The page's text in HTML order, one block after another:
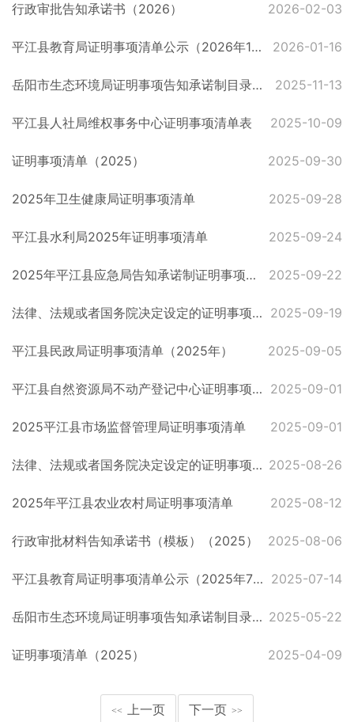
行政审批告知承诺书（2026） 2026-02-03
平江县教育局证明事项清单公示（2026年1月版） 2026-01-16
岳阳市生态环境局证明事项告知承诺制目录（2025-11） 2025-11-13
平江县人社局维权事务中心证明事项清单表 2025-10-09
证明事项清单（2025） 2025-09-30
2025年卫生健康局证明事项清单 2025-09-28
平江县水利局2025年证明事项清单 2025-09-24
2025年平江县应急局告知承诺制证明事项目录 2025-09-22
法律、法规或者国务院决定设定的证明事项清单备案表 2025-09-19
平江县民政局证明事项清单（2025年） 2025-09-05
平江县自然资源局不动产登记中心证明事项告知承诺制政务服务事项目录（2025年） 2025-09-01
2025平江县市场监督管理局证明事项清单 2025-09-01
法律、法规或者国务院决定设定的证明事项清单备案表（2025.08） 2025-08-26
2025年平江县农业农村局证明事项清单 2025-08-12
行政审批材料告知承诺书（模板）（2025） 2025-08-06
平江县教育局证明事项清单公示（2025年7月版） 2025-07-14
岳阳市生态环境局证明事项告知承诺制目录【2025】 2025-05-22
证明事项清单（2025） 2025-04-09
<< 上一页 下一页 >>